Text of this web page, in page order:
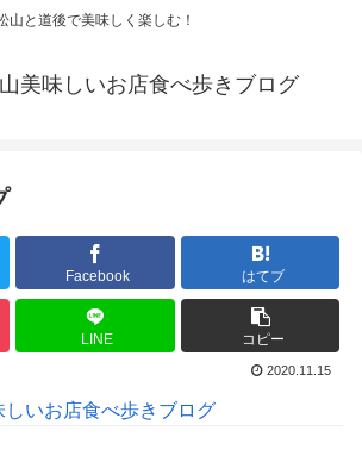
山と道後で美味しく楽しむ！
美味しいお店食べ歩きブログ
Facebook はてブ
LINE コピー
2020.11.15
いお店食べ歩きブログ